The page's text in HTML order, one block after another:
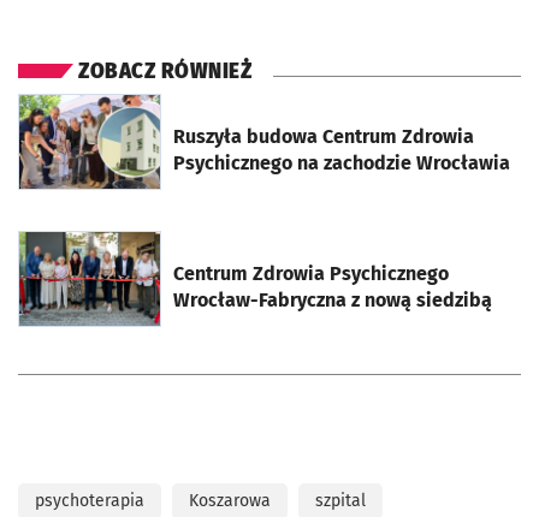
ZOBACZ RÓWNIEŻ
Ruszyła budowa Centrum Zdrowia
Psychicznego na zachodzie Wrocławia
otworzy się w nowej karcie
Centrum Zdrowia Psychicznego
Wrocław-Fabryczna z nową siedzibą
otworzy się w nowej karcie
psychoterapia Koszarowa szpital